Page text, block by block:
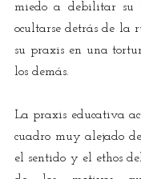
miedo a debilitar su
ocultarse detrás de la
su praxis en una
los demás.
La praxis educativa
cuadro muy alejado
el sentido y el ethos